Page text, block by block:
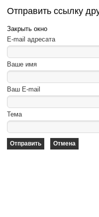
Отправить ссылку
Закрыть окно
E-mail адресата
Ваше имя
Ваш E-mail
Тема
Отправить Отмена